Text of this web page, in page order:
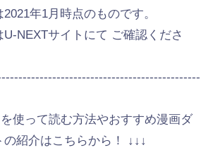
年1月時点のものです。
NEXTサイトにて ご確認くださ
使って読む方法やおすすめ漫画ダ
紹介はこちらから！ ↓↓↓